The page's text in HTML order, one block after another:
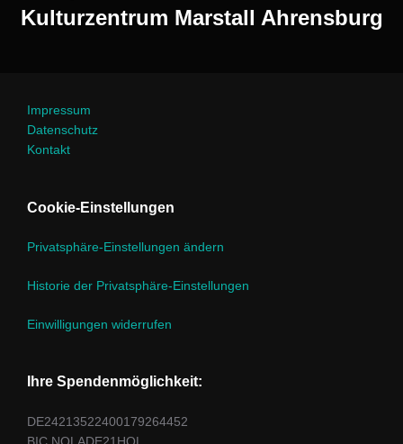
Kulturzentrum Marstall Ahrensburg
Impressum
Datenschutz
Kontakt
Cookie-Einstellungen
Privatsphäre-Einstellungen ändern
Historie der Privatsphäre-Einstellungen
Einwilligungen widerrufen
Ihre Spendenmöglichkeit:
DE24213522400179264452
BIC NOLADE21HOL